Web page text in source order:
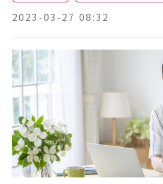
2023-03-27 08:32